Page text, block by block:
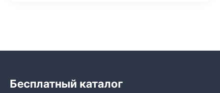
Бесплатный каталог